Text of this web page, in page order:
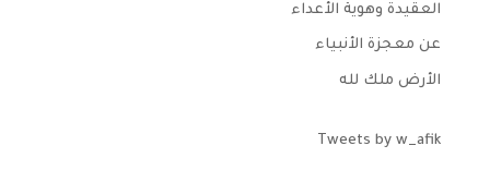
العقيدة وهوية الأعداء
عن معجزة الأنبياء
الأرض ملك لله
Tweets by w_afik